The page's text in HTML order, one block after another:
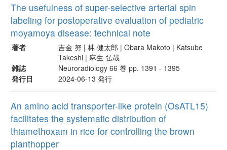
The usefulness of super-selective arterial spin
labeling for postoperative evaluation of pediatric
moyamoya disease: technical note
著者
吉金 努 | 林 健太郎 | Obara Makoto | Katsube
Takeshi | 麻生 弘哉
雑誌
Neuroradiology 66 巻 pp. 1391 - 1395
発行日
2024-06-13 発行
An amino acid transporter-like protein (OsATL15)
facilitates the systematic distribution of
thiamethoxam in rice for controlling the brown
planthopper